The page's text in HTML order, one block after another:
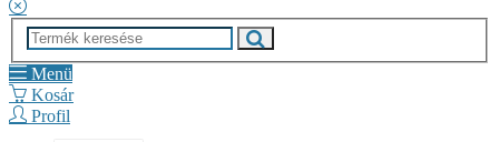
Menü
Kosár
Profil